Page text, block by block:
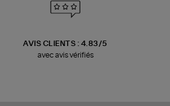
AVIS CLIENTS : 4.83/5
avec avis vérifiés